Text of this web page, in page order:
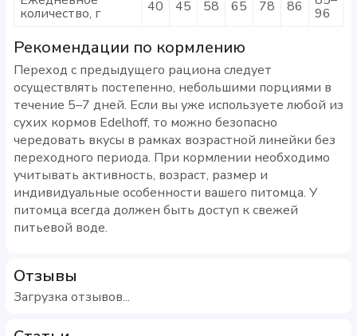
количество, г 40 45 58 65 78 86 96
Рекомендации по кормлению
Переход с предыдущего рациона следует
осуществлять постепенно, небольшими порциями в
течение 5–7 дней. Если вы уже используете любой из
сухих кормов Edelhoff, то можно безопасно
чередовать вкусы в рамках возрастной линейки без
переходного периода. При кормлении необходимо
учитывать активность, возраст, размер и
индивидуальные особенности вашего питомца. У
питомца всегда должен быть доступ к свежей
питьевой воде.
Отзывы
Загрузка отзывов...